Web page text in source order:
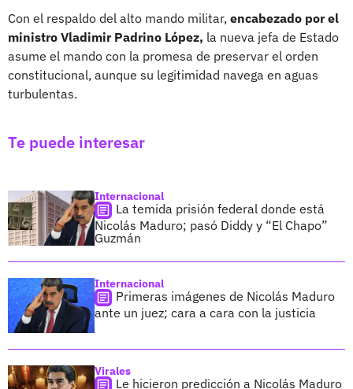
Con el respaldo del alto mando militar, encabezado por el
ministro Vladimir Padrino López, la nueva jefa de Estado
asume el mando con la promesa de preservar el orden
constitucional, aunque su legitimidad navega en aguas
turbulentas.
Te puede interesar
Internacional
La temida prisión federal donde está
Nicolás Maduro; pasó Diddy y “El Chapo”
Guzmán
Internacional
Primeras imágenes de Nicolás Maduro
ante un juez; cara a cara con la justicia
Virales
Le hicieron predicción a Nicolás Maduro